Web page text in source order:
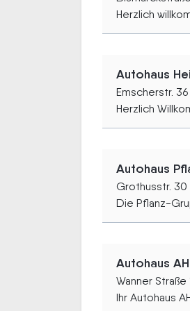
Herzlich
Autohaus
Emscherstr.
Herzlich
Autohaus
Grothusstr.
Die Pflanz-
Autohaus
Wanner
Ihr Autohaus